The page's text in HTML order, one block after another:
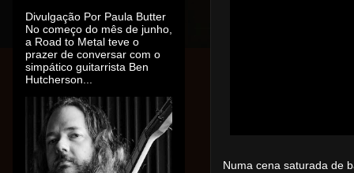
Numa cena saturada de
Divulgação Por Paula Butter
No começo do mês de junho,
a Road to Metal teve o
prazer de conversar com o
simpático guitarrista Ben
Hutcherson...